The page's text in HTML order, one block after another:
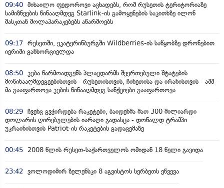
09:40 მიხაილო ფედოროვი აცხადებს, რომ რუსეთის ტერიტორიაზე
სამიზნეების წინააღმდეგ Starlink-ის გამოყენების საკითხზე ილონ
მასკთან მოლაპარაკებებს აწარმოებს
09:17 რუსეთში, ეკატერინბურგში Wildberries-ის საწყობზე დრონებით
იერიში განხორციელდა
08:50
კუბა წარმოადგენს პლაცდარმს შეერთებული შტატების
მოწინააღმდეგეებისთვის - რუსეთისთვის, ჩინეთისა და ირანისთვის - აშშ-
მა გააფართოვა კუბის წინააღმდეგ სანქციები გააფართოვა
08:29 ჩვენც გვჭირდება რაკეტები, ბაიდენმა მათ 300 მილიარდი
დოლარის ღირებულების იარაღი გადასცა - დონალდ ტრამპი
უკრაინისთვის Patriot-ის რაკეტების გადაცემაზე
00:45 2008 წლის რუსეთ-საქართველოს ომიდან 18 წელი გავიდა
23:42 ვოლოდიმირ ზელენსკი 8 აგვისტოს სერბეთს ეწვევა